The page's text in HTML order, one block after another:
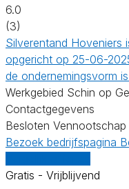
6.0
(3)
Silverentand Hoveniers
opgericht op 25-06-
de ondernemingsvorm
Werkgebied Schin op
Contactgegevens
Besloten Vennootschap
Bezoek bedrijfspagina
Gratis - Vrijblijvend